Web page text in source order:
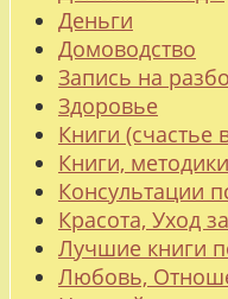
Деньги
Домоводство
Запись на
Здоровье
Книги (счастье
Книги,
Консультации
Красота, Уход
Лучшие книги
Любовь,